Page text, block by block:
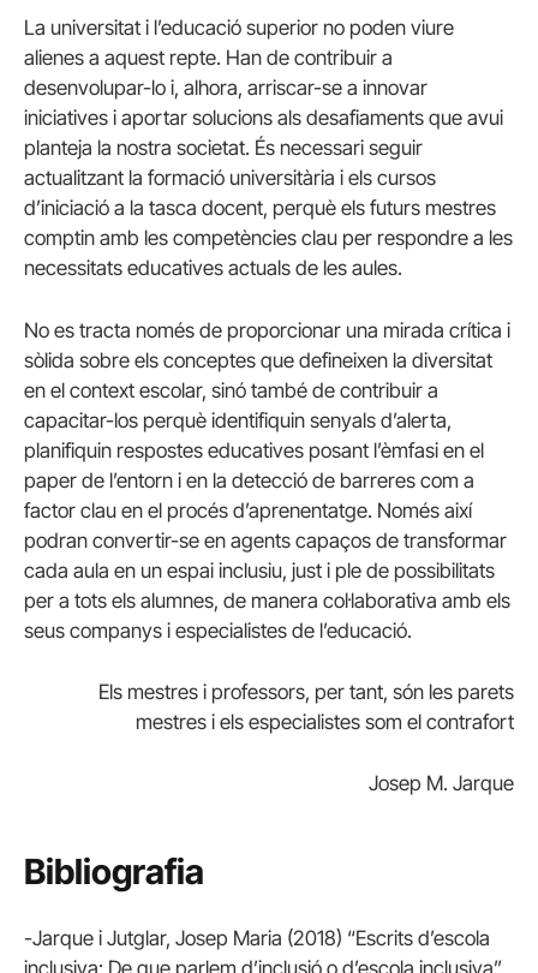
La universitat i l’educació superior no poden viure
alienes a aquest repte. Han de contribuir a
desenvolupar-lo i, alhora, arriscar-se a innovar
iniciatives i aportar solucions als desafiaments que avui
planteja la nostra societat. És necessari seguir
actualitzant la formació universitària i els cursos
d’iniciació a la tasca docent, perquè els futurs mestres
comptin amb les competències clau per respondre a les
necessitats educatives actuals de les aules.
No es tracta només de proporcionar una mirada crítica i
sòlida sobre els conceptes que defineixen la diversitat
en el context escolar, sinó també de contribuir a
capacitar-los perquè identifiquin senyals d’alerta,
planifiquin respostes educatives posant l’èmfasi en el
paper de l’entorn i en la detecció de barreres com a
factor clau en el procés d’aprenentatge. Només així
podran convertir-se en agents capaços de transformar
cada aula en un espai inclusiu, just i ple de possibilitats
per a tots els alumnes, de manera col·laborativa amb els
seus companys i especialistes de l’educació.
Els mestres i professors, per tant, són les parets
mestres i els especialistes som el contrafort
Josep M. Jarque
Bibliografia
-Jarque i Jutglar, Josep Maria (2018) “Escrits d’escola
inclusiva: De que parlem d’inclusió o d’escola inclusiva”.